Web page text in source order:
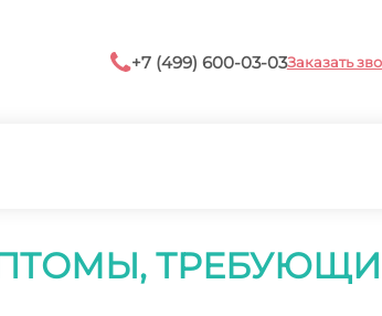
+7 (499) 600-03-03Заказать